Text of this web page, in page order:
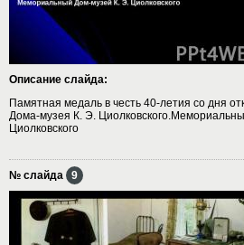
Описание слайда:
Памятная медаль в честь 40-летия со дня
Дома-музея К. Э.
Циолковского
№ слайда 9